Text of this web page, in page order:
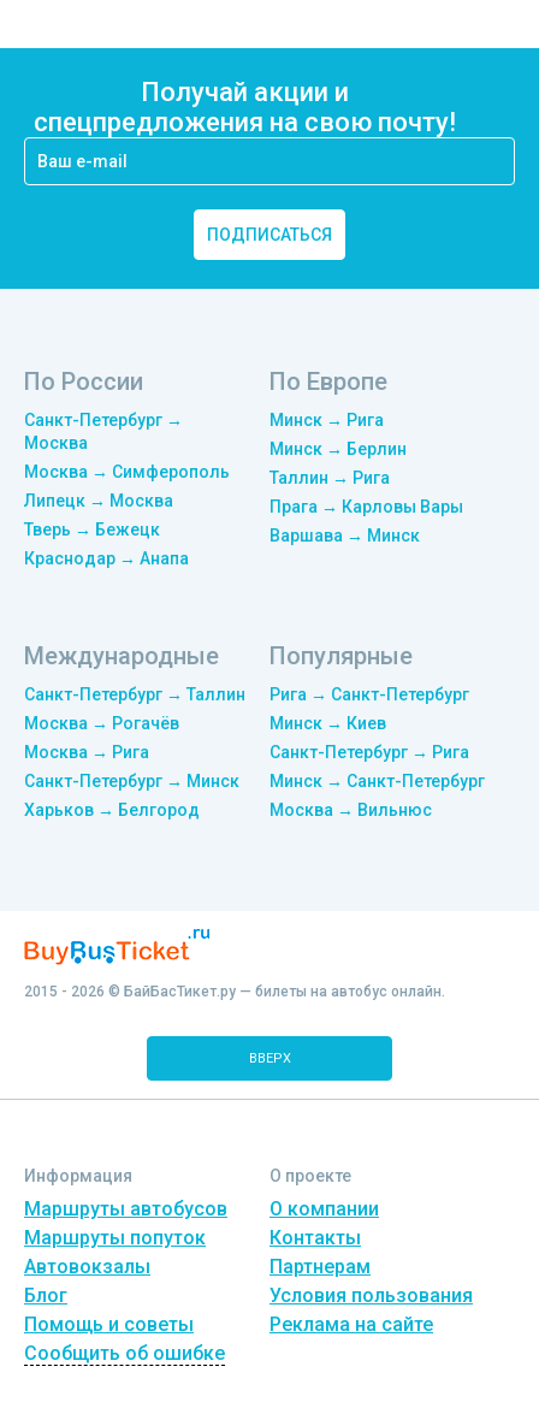
Получай акции и
спецпредложения на свою почту!
ПОДПИСАТЬСЯ
По России
Санкт-Петербург →
Москва
Москва → Симферополь
Липецк → Москва
Тверь → Бежецк
Краснодар → Анапа
По Европе
Минск → Рига
Минск → Берлин
Таллин → Рига
Прага → Карловы Вары
Варшава → Минск
Международные
Санкт-Петербург → Таллин
Москва → Рогачёв
Москва → Рига
Санкт-Петербург → Минск
Харьков → Белгород
Популярные
Рига → Санкт-Петербург
Минск → Киев
Санкт-Петербург → Рига
Минск → Санкт-Петербург
Москва → Вильнюс
2015 - 2026 © БайБасТикет.ру — билеты на автобус онлайн.
ВВЕРХ
Информация
Маршруты автобусов
Маршруты попуток
Автовокзалы
Блог
Помощь и советы
Сообщить об ошибке
О проекте
О компании
Контакты
Партнерам
Условия пользования
Реклама на сайте